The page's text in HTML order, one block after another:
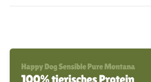
Rinti Kennerfleisch Wildschwein 800 g